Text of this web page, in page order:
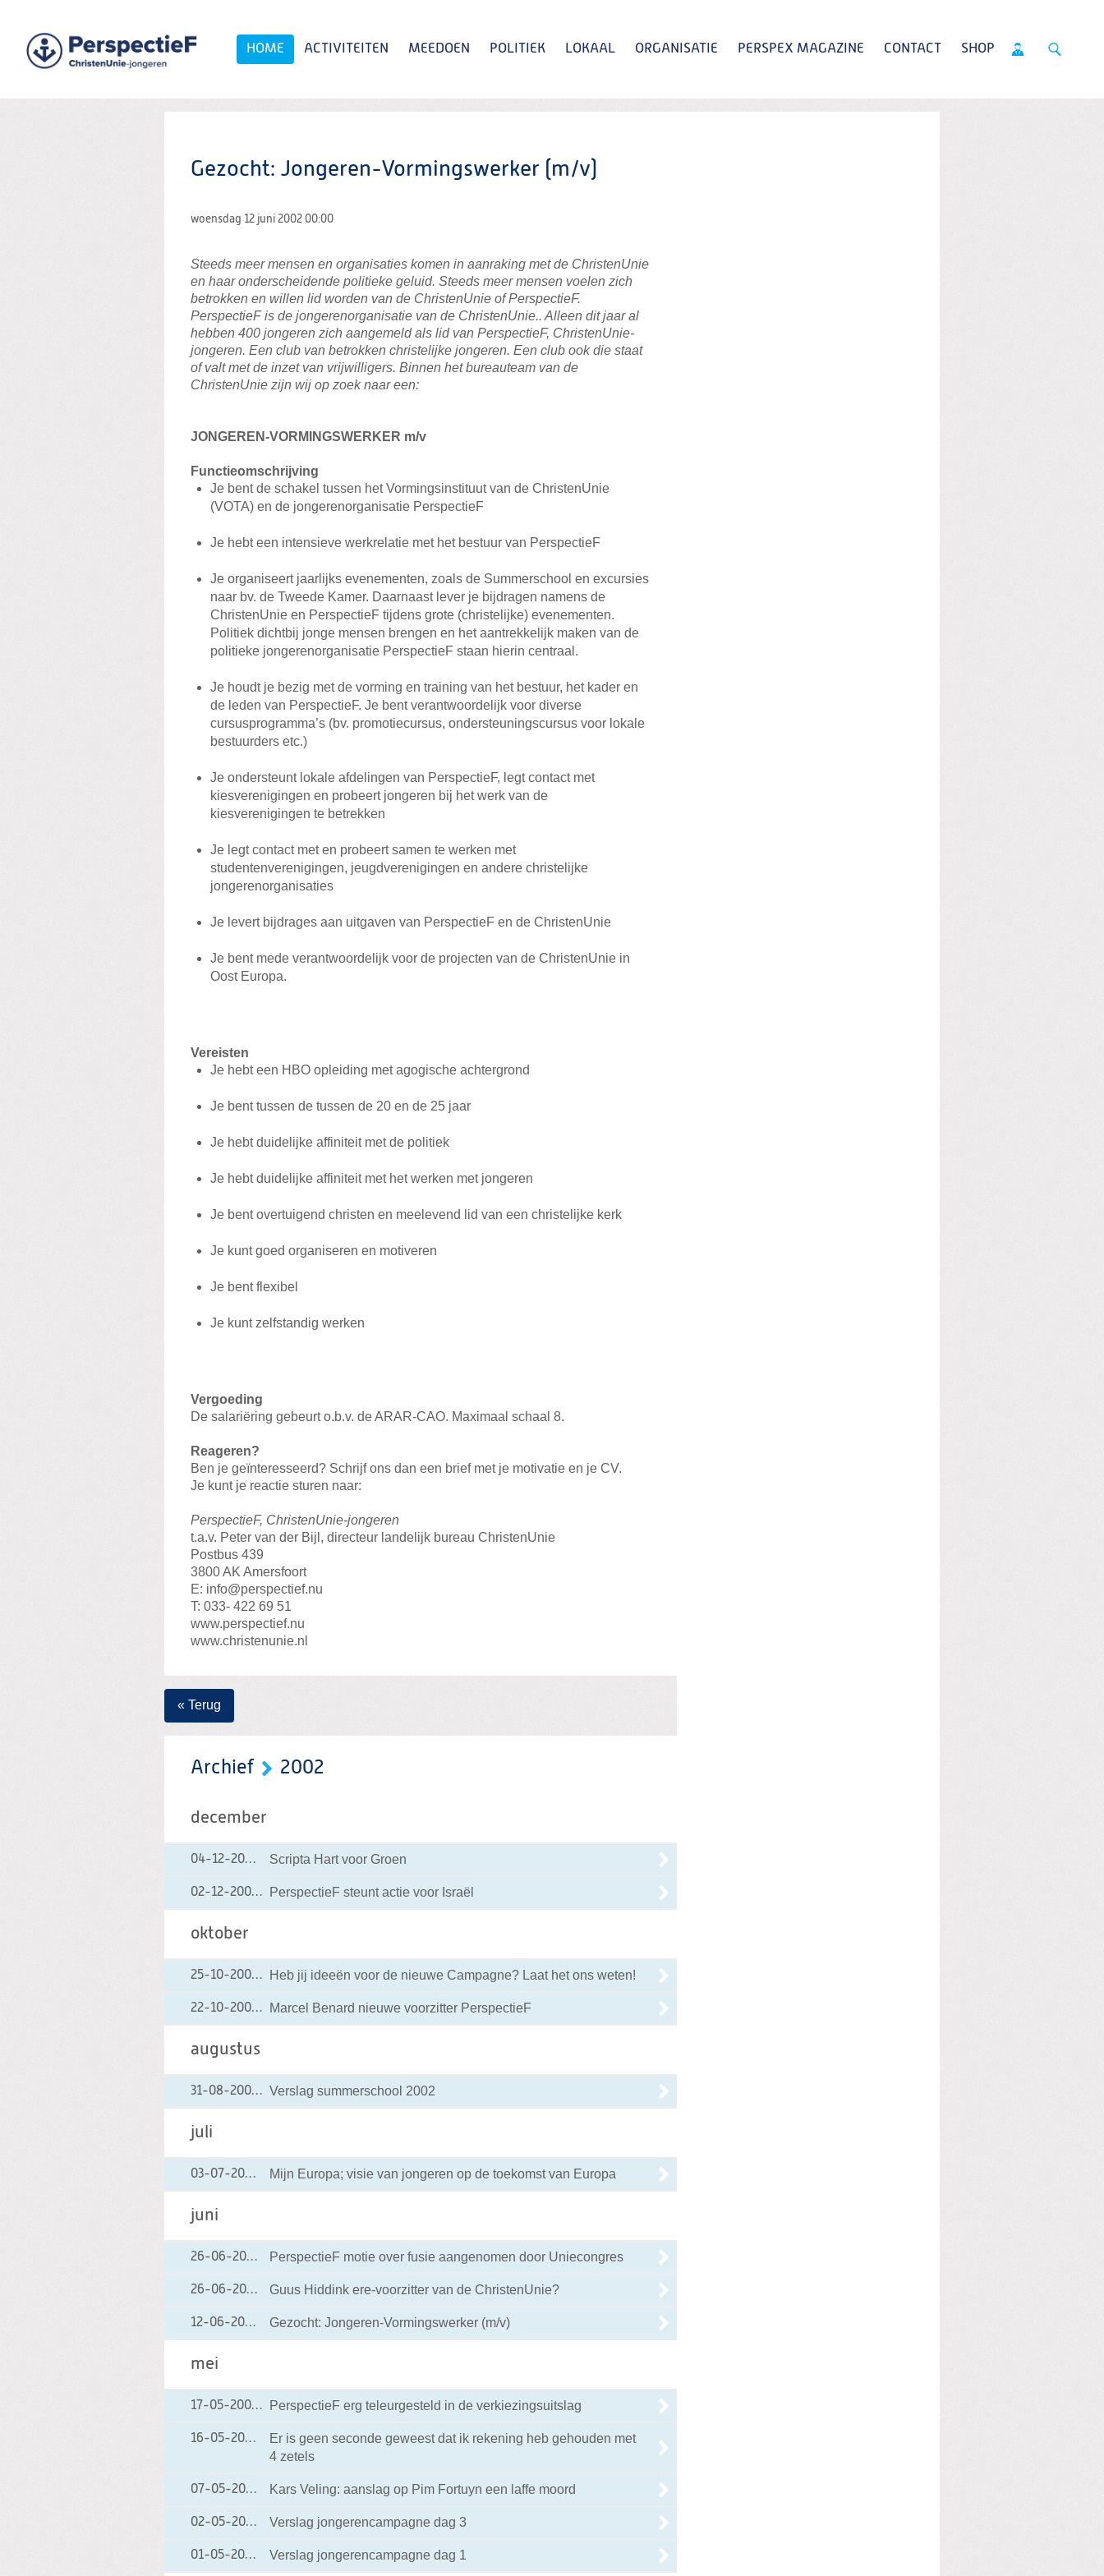
Spring
naar
HOME ACTIVITEITEN MEEDOEN POLITIEK LOKAAL ORGANISATIE PERSPEX MAGAZINE CONTACT SHOP
Gezocht: Jongeren-Vormingswerker (m/v)
woensdag 12 juni 2002 00:00
Steeds meer mensen en organisaties komen in aanraking met de ChristenUnie
en haar onderscheidende politieke geluid. Steeds meer mensen voelen zich
betrokken en willen lid worden van de ChristenUnie of PerspectieF.
PerspectieF is de jongerenorganisatie van de ChristenUnie.. Alleen dit jaar al
hebben 400 jongeren zich aangemeld als lid van PerspectieF, ChristenUnie-
jongeren. Een club van betrokken christelijke jongeren. Een club ook die staat
of valt met de inzet van vrijwilligers. Binnen het bureauteam van de
ChristenUnie zijn wij op zoek naar een:
JONGEREN-VORMINGSWERKER m/v
Functieomschrijving
Je bent de schakel tussen het Vormingsinstituut van de ChristenUnie
(VOTA) en de jongerenorganisatie PerspectieF
Je hebt een intensieve werkrelatie met het bestuur van PerspectieF
Je organiseert jaarlijks evenementen, zoals de Summerschool en excursies
naar bv. de Tweede Kamer. Daarnaast lever je bijdragen namens de
ChristenUnie en PerspectieF tijdens grote (christelijke) evenementen.
Politiek dichtbij jonge mensen brengen en het aantrekkelijk maken van de
politieke jongerenorganisatie PerspectieF staan hierin centraal.
Je houdt je bezig met de vorming en training van het bestuur, het kader en
de leden van PerspectieF. Je bent verantwoordelijk voor diverse
cursusprogramma’s (bv. promotiecursus, ondersteuningscursus voor lokale
bestuurders etc.)
Je ondersteunt lokale afdelingen van PerspectieF, legt contact met
kiesverenigingen en probeert jongeren bij het werk van de
kiesverenigingen te betrekken
Je legt contact met en probeert samen te werken met
studentenverenigingen, jeugdverenigingen en andere christelijke
jongerenorganisaties
Je levert bijdrages aan uitgaven van PerspectieF en de ChristenUnie
Je bent mede verantwoordelijk voor de projecten van de ChristenUnie in
Oost Europa.
Vereisten
Je hebt een HBO opleiding met agogische achtergrond
Je bent tussen de tussen de 20 en de 25 jaar
Je hebt duidelijke affiniteit met de politiek
Je hebt duidelijke affiniteit met het werken met jongeren
Je bent overtuigend christen en meelevend lid van een christelijke kerk
Je kunt goed organiseren en motiveren
Je bent flexibel
Je kunt zelfstandig werken
Vergoeding
De salariëring gebeurt o.b.v. de ARAR-CAO. Maximaal schaal 8.
Reageren?
Ben je geïnteresseerd? Schrijf ons dan een brief met je motivatie en je CV.
Je kunt je reactie sturen naar:
PerspectieF, ChristenUnie-jongeren
t.a.v. Peter van der Bijl, directeur landelijk bureau ChristenUnie
Postbus 439
3800 AK Amersfoort
E: info@perspectief.nu
T: 033- 422 69 51
www.perspectief.nu
www.christenunie.nl
« Terug
Archief 2002
december
04-12-2002 04-12-2002 00:00
Scripta Hart voor Groen
02-12-200202-12-2002 00:00
PerspectieF steunt actie voor Israël
oktober
25-10-200225-10-2002 00:00
Heb jij ideeën voor de nieuwe Campagne? Laat het ons weten!
22-10-200222-10-2002 00:00
Marcel Benard nieuwe voorzitter PerspectieF
augustus
31-08-200231-08-2002 00:00
Verslag summerschool 2002
juli
03-07-2002 03-07-2002 00:00
Mijn Europa; visie van jongeren op de toekomst van Europa
juni
26-06-2002 26-06-2002 00:00
PerspectieF motie over fusie aangenomen door Uniecongres
26-06-2002 26-06-2002 00:00
Guus Hiddink ere-voorzitter van de ChristenUnie?
12-06-2002 12-06-2002 00:00
Gezocht: Jongeren-Vormingswerker (m/v)
mei
17-05-200217-05-2002 00:00
PerspectieF erg teleurgesteld in de verkiezingsuitslag
16-05-2002 16-05-2002 00:00
Er is geen seconde geweest dat ik rekening heb gehouden met
4 zetels
07-05-2002 07-05-2002 00:00
Kars Veling: aanslag op Pim Fortuyn een laffe moord
02-05-2002 02-05-2002 00:00
Verslag jongerencampagne dag 3
01-05-2002 01-05-2002 00:00
Verslag jongerencampagne dag 1